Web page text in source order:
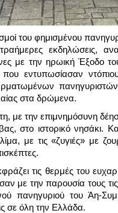
του φημισμένου
εκδηλώσεις,
με την ηρωική Έξοδο
εντυπωσίασαν
στα δρώμενα.
με την επιμνημόσυνη
στο ιστορικό νησάκι.
με τις «ζυγιές» με
τις θερμές του
με την παρουσία τους
πανηγυριού του Άη-
σε όλη την Ελλάδα.